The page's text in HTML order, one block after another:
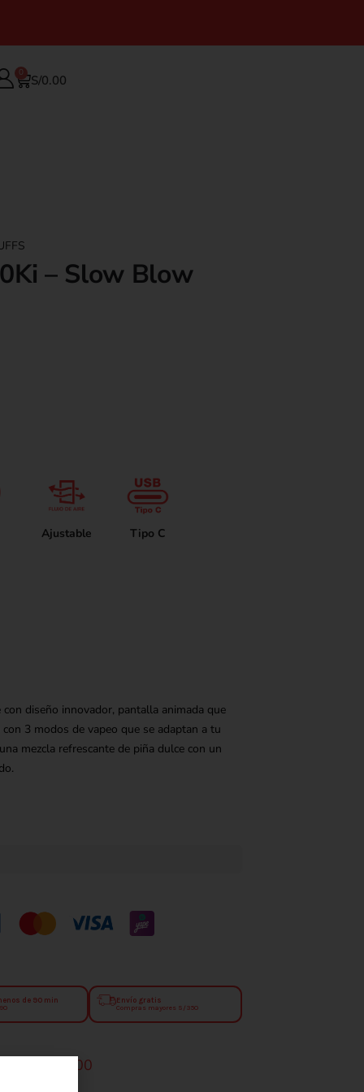
S/0.00
0
– Slow Blow
Ajustable Tipo C
diseño innovador, pantalla animada que
3 modos de vapeo que se adaptan a tu
mezcla refrescante de piña dulce con un
de 90 min Envío gratis
Compras mayores S/350
a S/. 350.00